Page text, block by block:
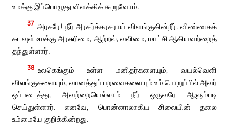
உமக்கு இப்பொழுது விளக்கிக் கூறுவோம்.
37 அரசரே! நீர் அரசர்க்கரசராய் விளங்குகின்றீர். விண்ணகக்
கடவுள் உமக்கு அரசுரிமை, ஆற்றல், வலிமை, மாட்சி ஆகியவற்றைத்
தந்துள்ளார்.
38 உலகெங்கும் உள்ள மனிதர்களையும், வயல்வெளி
விலங்குகளையும், வானத்துப் பறவைகளையும் உம் பொறுப்பில் அவர்
ஒப்படைத்து, அவற்றையெல்லாம் நீர் ஒருவரே ஆளும்படி
செய்துள்ளார். எனவே, பொன்னாலாகிய சிலையின் தலை
உம்மையே குறிக்கின்றது.